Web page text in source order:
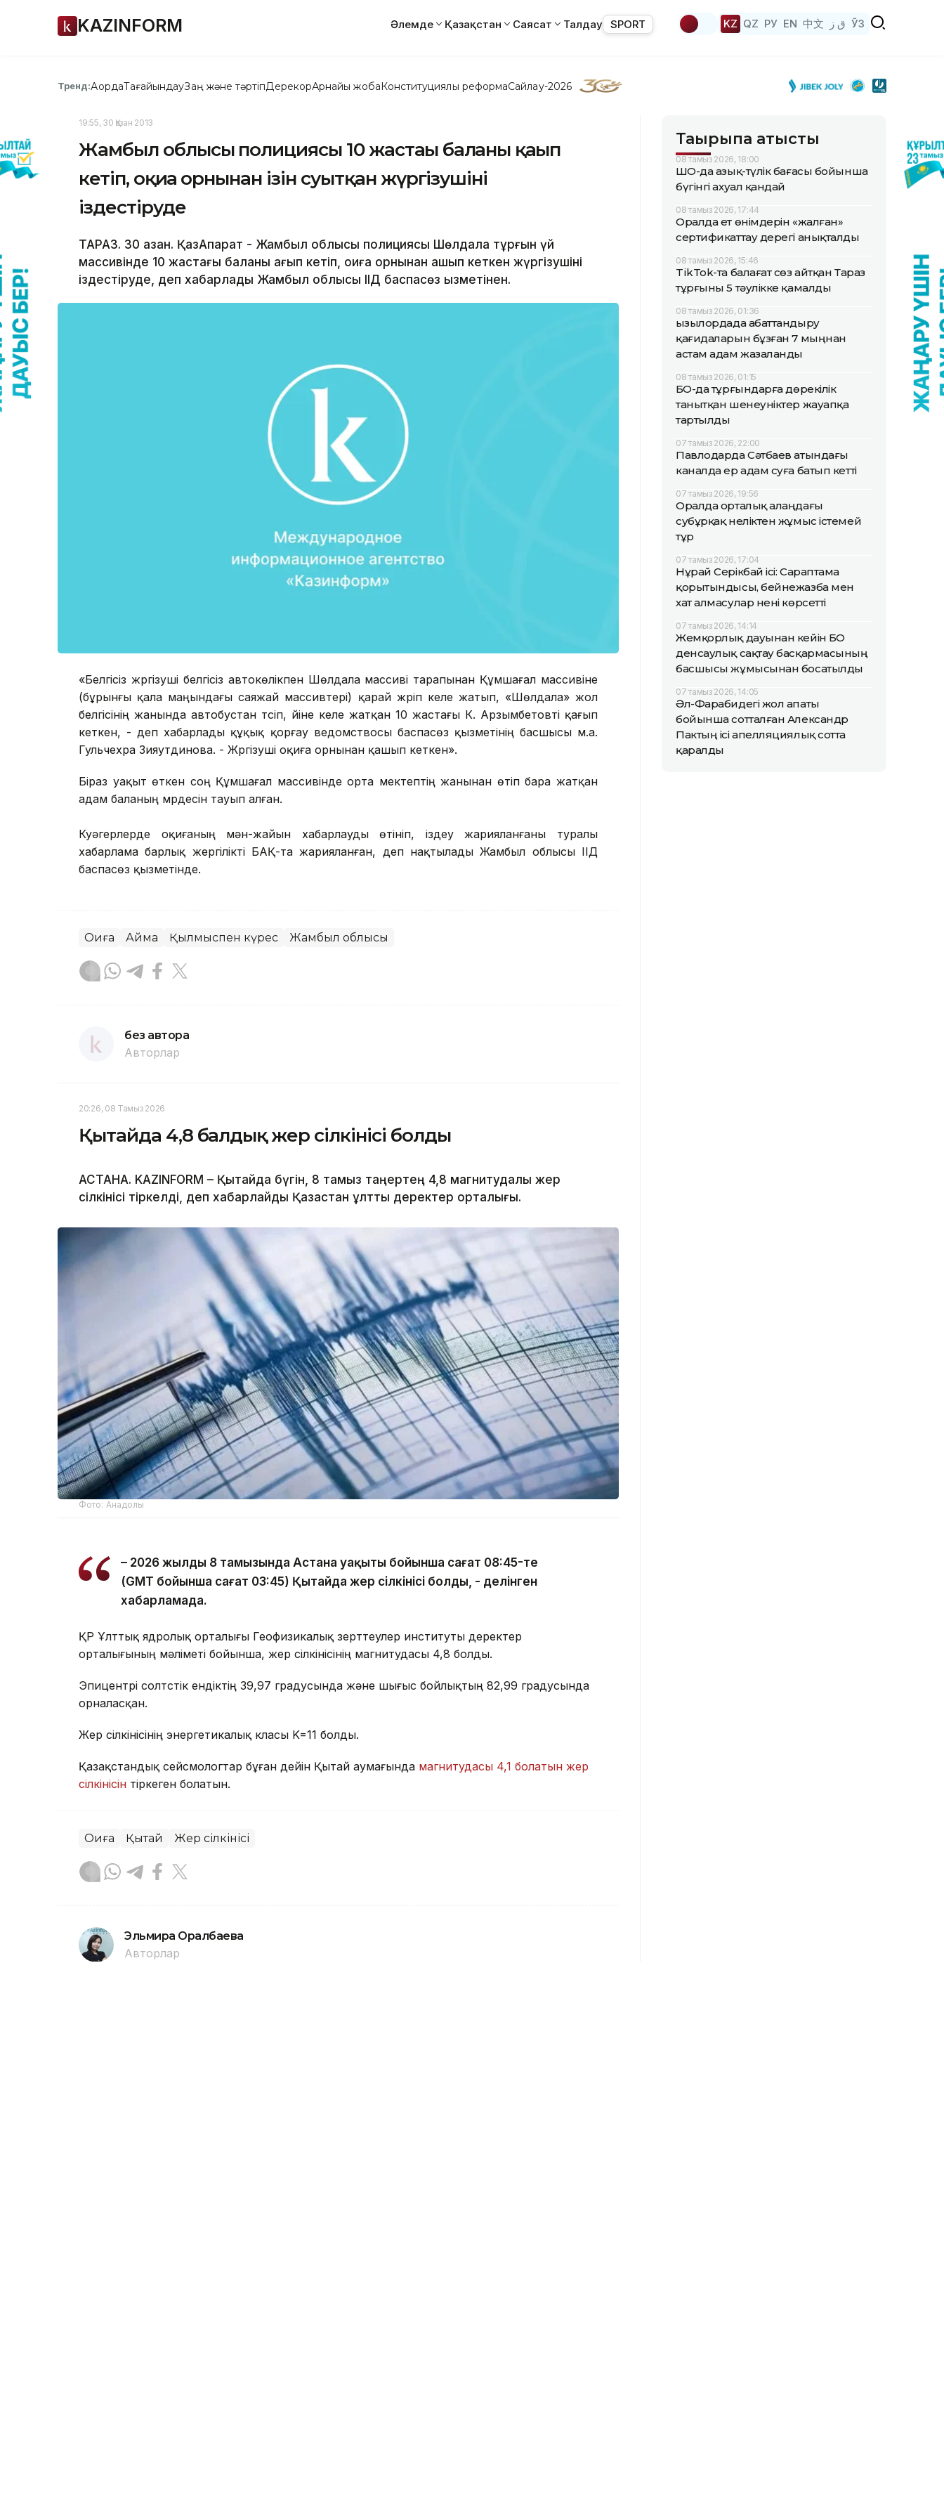
KAZINFORM Әлемде Қазақстан Саясат Талдау SPORT KZ QZ РУ EN 中文 ق ز ЎЗ
Тренд:АқордаТағайындауЗаң және тәртіпДерекқорАрнайы жобаКонституциялық реформаСайлау-2026
19:55, 30 Қазан 2013
Жамбыл облысы полициясы 10 жастағы баланы қағып
кетіп, оқиға орнынан ізін суытқан жүргізушіні
іздестіруде
ТАРАЗ. 30 қазан. ҚазАқпарат - Жамбыл облысы полициясы Шөлдала тұрғын үй
массивінде 10 жастағы баланы қағып кетіп, оқиға орнынан қашып кеткен жүргізушіні
іздестіруде, деп хабарлады Жамбыл облысы ІІД баспасөз қызметінен.
«Белгісіз жүргізуші белгісіз автокөлікпен Шөлдала массиві тарапынан Құмшағал массивіне
(бұрынғы қала маңындағы саяжай массивтері) қарай жүріп келе жатып, «Шөлдала» жол
белгісінің жанында автобустан түсіп, үйіне келе жатқан 10 жастағы К. Арзымбетовті қағып
кеткен, - деп хабарлады құқық қорғау ведомствосы баспасөз қызметінің басшысы м.а.
Гульчехра Зияутдинова. - Жүргізуші оқиға орнынан қашып кеткен».
Біраз уақыт өткен соң Құмшағал массивінде орта мектептің жанынан өтіп бара жатқан
адам баланың мүрдесін тауып алған.
Куәгерлерде оқиғаның мән-жайын хабарлауды өтініп, іздеу жарияланғаны туралы
хабарлама барлық жергілікті БАҚ-та жарияланған, деп нақтылады Жамбыл облысы ІІД
баспасөз қызметінде.
Оқиға Аймақ Қылмыспен күрес Жамбыл облысы
без автора
Авторлар
20:26, 08 Тамыз 2026
Қытайда 4,8 балдық жер сілкінісі болды
АСТАНА. KAZINFORM – Қытайда бүгін, 8 тамыз таңертең 4,8 магнитудалы жер
сілкінісі тіркелді, деп хабарлайды Қазақстан ұлттық деректер орталығы.
Фото: Анадолы
– 2026 жылдың 8 тамызында Астана уақыты бойынша сағат 08:45-те
(GMT бойынша сағат 03:45) Қытайда жер сілкінісі болды, - делінген
хабарламада.
ҚР Ұлттық ядролық орталығы Геофизикалық зерттеулер институты деректер
орталығының мәліметі бойынша, жер сілкінісінің магнитудасы 4,8 болды.
Эпицентрі солтүстік ендіктің 39,97 градусында және шығыс бойлықтың 82,99 градусында
орналасқан.
Жер сілкінісінің энергетикалық класы K=11 болды.
Қазақстандық сейсмологтар бұған дейін Қытай аумағында магнитудасы 4,1 болатын жер
сілкінісін тіркеген болатын.
Оқиға Қытай Жер сілкінісі
Эльмира Оралбаева
Авторлар
Тақырыпқа қатысты
08 тамыз 2026, 18:00
ШҚО-да азық-түлік бағасы бойынша
бүгінгі ахуал қандай
08 тамыз 2026, 17:44
Оралда ет өнімдерін «жалған»
сертификаттау дерегі анықталды
08 тамыз 2026, 15:46
TikTok-та балағат сөз айтқан Тараз
тұрғыны 5 тәулікке қамалды
08 тамыз 2026, 01:36
Қызылордада абаттандыру
қағидаларын бұзған 7 мыңнан
астам адам жазаланды
08 тамыз 2026, 01:15
БҚО-да тұрғындарға дөрекілік
танытқан шенеуніктер жауапқа
тартылды
07 тамыз 2026, 22:00
Павлодарда Сәтбаев атындағы
каналда ер адам суға батып кетті
07 тамыз 2026, 19:56
Оралда орталық алаңдағы
субұрқақ неліктен жұмыс істемей
тұр
07 тамыз 2026, 17:04
Нұрай Серікбай ісі: Сараптама
қорытындысы, бейнежазба мен
хат алмасулар нені көрсетті
07 тамыз 2026, 14:14
Жемқорлық дауынан кейін БҚО
денсаулық сақтау басқармасының
басшысы жұмысынан босатылды
07 тамыз 2026, 14:05
Әл-Фарабидегі жол апаты
бойынша сотталған Александр
Пактың ісі апелляциялық сотта
қаралды